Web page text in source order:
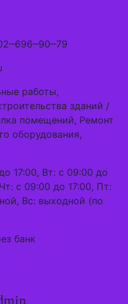
работы,
зданий /
помещений, Ремонт
оборудования,
17:00, Вт: с 09:00 до
с 09:00 до 17:00, Пт:
Вс: выходной (по
банк